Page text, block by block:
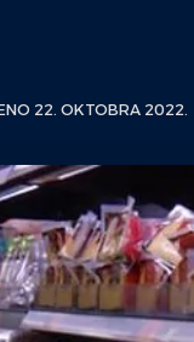
22. OKTOBRA 2022.